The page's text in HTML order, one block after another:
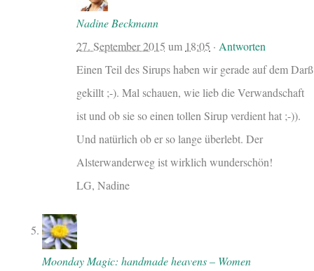
Nadine Beckmann
27. September 2015 um 18:05 · Antworten
Einen Teil des Sirups haben wir gerade auf dem Darß
gekillt ;-). Mal schauen, wie lieb die Verwandschaft
ist und ob sie so einen tollen Sirup verdient hat ;-)).
Und natürlich ob er so lange überlebt. Der
Alsterwanderweg ist wirklich wunderschön!
LG, Nadine
Moonday Magic: handmade heavens – Women